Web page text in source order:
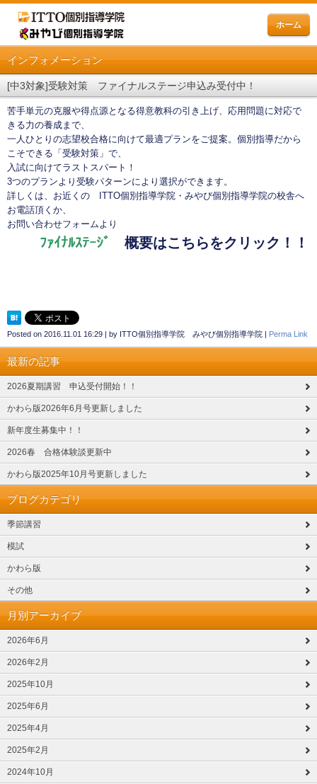
ホーム
インフォメーション
[中3対象]受験対策 ファイナルステージ申込み受付中！
苦手単元の克服や得点源となる得意教科の引き上げ、応用問題に対応で
きる力の養成まで、
一人ひとりの志望校合格に向けて最適プランをご提案。個別指導だから
こそできる「受験対策」で、
入試に向けてラストスパート！
3つのプランより受験パターンにより選択ができます。
詳しくは、お近くの ITTO個別指導学院・みやび個別指導学院の校舎へ
お電話頂くか、
お問い合わせフォームより
ﾌｧｲﾅﾙｽﾃｰｼﾞ 概要はこちらをクリック！！
Posted on 2016.11.01 16:29 | by ITTO個別指導学院 みやび個別指導学院 | Perma Link
最新の記事
2026夏期講習 申込受付開始！！
かわら版2026年6月号更新しました
新年度生募集中！！
2026春 合格体験談更新中
かわら版2025年10月号更新しました
ブログカテゴリ
季節講習
模試
かわら版
その他
月別アーカイブ
2026年6月
2026年2月
2025年10月
2025年6月
2025年4月
2025年2月
2024年10月